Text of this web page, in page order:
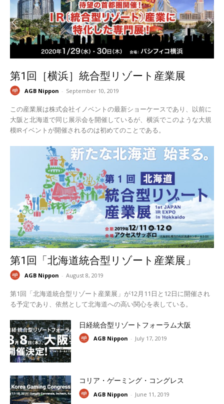
第1回［横浜］統合型リゾート産業展
AGB Nippon - September 10, 2019
この産業展は株式会社イノベントの最新ショーケースであり、以前に
大阪と北海道で同じ展示会を開催しているが、横浜でこのような大規
模IRイベントが開催されるのは初めてのことである。
第1回「北海道統合型リゾート産業展」
AGB Nippon - August 8, 2019
第1回「北海道統合型リゾート産業展」が12月11日と12日に開催され
る予定であり、依然として北海道への高い関心を表している。
日経統合型リゾートフォーラム大阪
AGB Nippon - July 17, 2019
コリア・ゲーミング・コングレス
AGB Nippon - June 11, 2019